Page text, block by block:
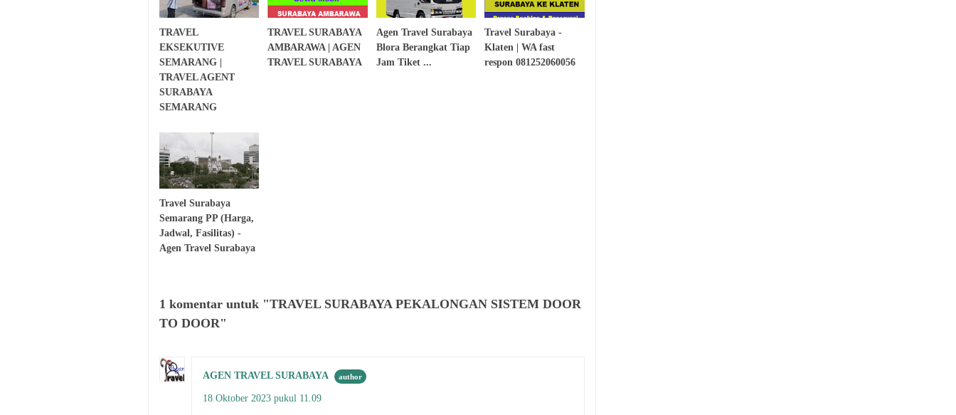
TRAVEL
EKSEKUTIVE
SEMARANG |
TRAVEL AGENT
SURABAYA
SEMARANG
TRAVEL SURABAYA
AMBARAWA | AGEN
TRAVEL SURABAYA
Agen Travel Surabaya
Blora Berangkat Tiap
Jam Tiket ...
Travel Surabaya -
Klaten | WA fast
respon 081252060056
Travel Surabaya
Semarang PP (Harga,
Jadwal, Fasilitas) -
Agen Travel Surabaya
1 komentar untuk "TRAVEL SURABAYA PEKALONGAN SISTEM DOOR
TO DOOR"
AGEN TRAVEL SURABAYA
18 Oktober 2023 pukul 11.09